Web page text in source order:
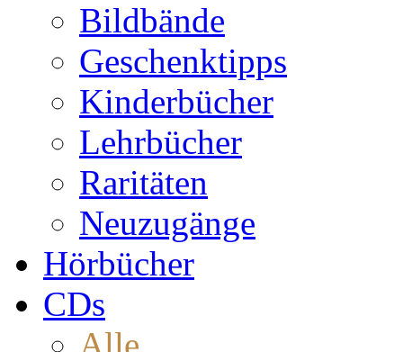
Bildbände
Geschenktipps
Kinderbücher
Lehrbücher
Raritäten
Neuzugänge
Hörbücher
CDs